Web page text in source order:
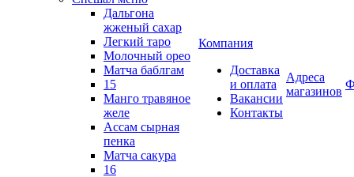
Дальгона
жженый сахар
Легкий таро
Молочный орео
Матча баблгам
15
Манго травяное
желе
Ассам сырная
пенка
Матча сакура
16
Компания
Доставка
и оплата
Вакансии
Контакты
Адреса
магазинов